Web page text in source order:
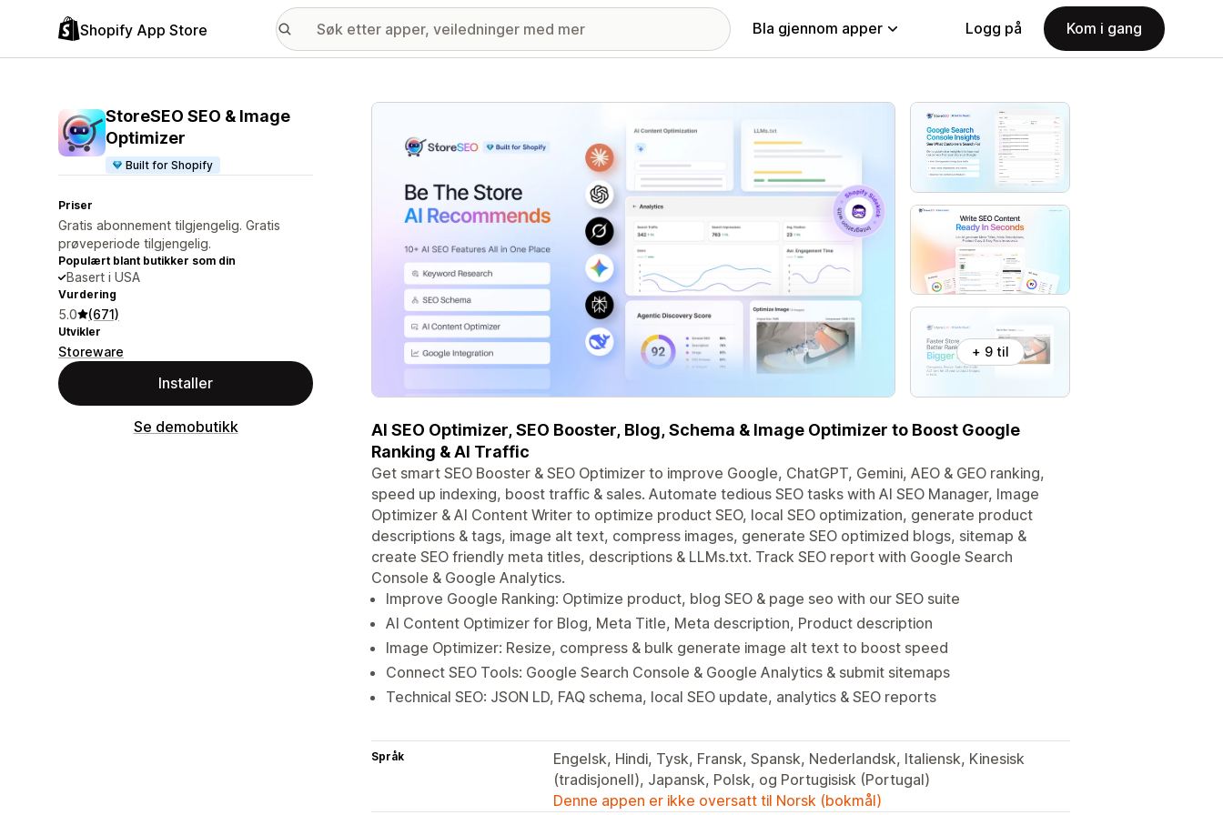
Shopify App Store Bla gjennom apper Logg på Kom i gang
StoreSEO SEO & Image
Optimizer
Built for Shopify
Priser
Gratis abonnement tilgjengelig. Gratis
prøveperiode tilgjengelig.
Populært blant butikker som din
Basert i USA
Vurdering
5.0 (671)
Utvikler
Storeware
Installer
Se demobutikk
Galleri med fremhevede bilder
+ 9 til
AI SEO Optimizer, SEO Booster, Blog, Schema & Image Optimizer to Boost Google
Ranking & AI Traffic
Get smart SEO Booster & SEO Optimizer to improve Google, ChatGPT, Gemini, AEO & GEO ranking,
speed up indexing, boost traffic & sales. Automate tedious SEO tasks with AI SEO Manager, Image
Optimizer & AI Content Writer to optimize product SEO, local SEO optimization, generate product
descriptions & tags, image alt text, compress images, generate SEO optimized blogs, sitemap &
create SEO friendly meta titles, descriptions & LLMs.txt. Track SEO report with Google Search
Console & Google Analytics.
Improve Google Ranking: Optimize product, blog SEO & page seo with our SEO suite
AI Content Optimizer for Blog, Meta Title, Meta description, Product description
Image Optimizer: Resize, compress & bulk generate image alt text to boost speed
Connect SEO Tools: Google Search Console & Google Analytics & submit sitemaps
Technical SEO: JSON LD, FAQ schema, local SEO update, analytics & SEO reports
Språk
Engelsk, Hindi, Tysk, Fransk, Spansk, Nederlandsk, Italiensk, Kinesisk
(tradisjonell), Japansk, Polsk, og Portugisisk (Portugal)
Denne appen er ikke oversatt til Norsk (bokmål)